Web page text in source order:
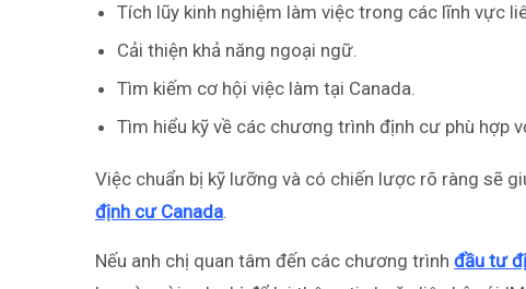
Tích lũy kinh nghiệm làm việc trong các lĩnh vực
Cải thiện khả năng ngoại ngữ.
Tìm kiếm cơ hội việc làm tại Canada.
Tìm hiểu kỹ về các chương trình định cư phù hợp
Việc chuẩn bị kỹ lưỡng và có chiến lược rõ ràng sẽ
định cư Canada.
Nếu anh chị quan tâm đến các chương trình đầu tư